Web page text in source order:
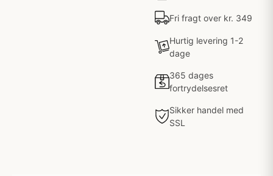
Fri fragt over kr. 349
Hurtig levering 1-2
dage
365 dages
fortrydelsesret
Sikker handel med
SSL